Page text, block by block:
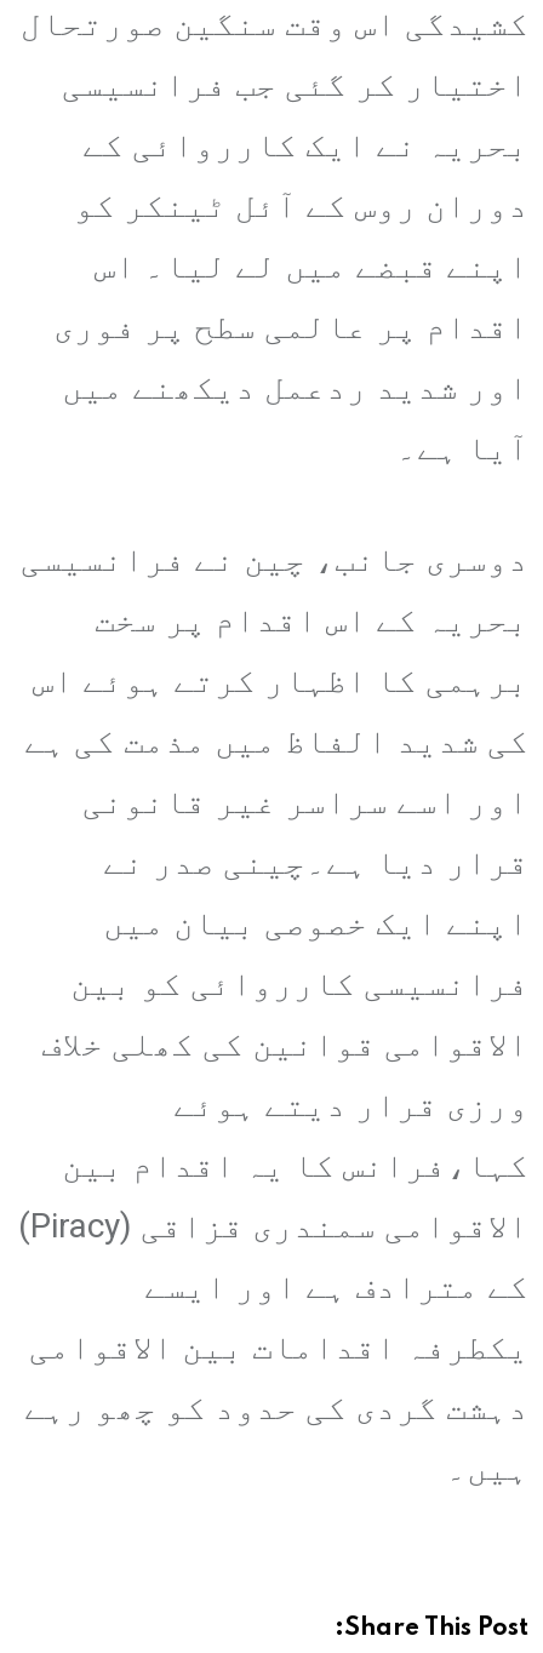
کشیدگی اس وقت سنگین صورتحال
اختیار کر گئی جب فرانسیسی
بحریہ نے ایک کارروائی کے
دوران روس کے آئل ٹینکر کو
اپنے قبضے میں لے لیا۔ اس
اقدام پر عالمی سطح پر فوری
اور شدید ردعمل دیکھنے میں
آیا ہے۔
دوسری جانب، چین نے فرانسیسی
بحریہ کے اس اقدام پر سخت
برہمی کا اظہار کرتے ہوئے اس
کی شدید الفاظ میں مذمت کی ہے
اور اسے سراسر غیر قانونی
قرار دیا ہے۔چینی صدر نے
اپنے ایک خصوصی بیان میں
فرانسیسی کارروائی کو بین
الاقوامی قوانین کی کھلی خلاف
ورزی قرار دیتے ہوئے
کہا،فرانس کا یہ اقدام بین
الاقوامی سمندری قزاقی (Piracy)
کے مترادف ہے اور ایسے
یکطرفہ اقدامات بین الاقوامی
دہشت گردی کی حدود کو چھو رہے
ہیں۔
Share This Post: